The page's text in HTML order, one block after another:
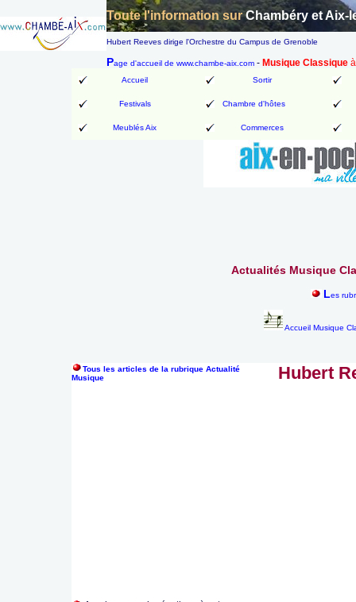
Toute l'information surChambéry et Aix-
Hubert Reeves dirige l'Orchestre du Campus de Grenoble
Page d'accueil de www.chambe-aix.com - Musique Classique
Accueil Sortir
Festivals Chambre d'hôtes
Meublés Aix Commerces
Actualités Musique
Les
Accueil Musique
Tous les articles de la rubrique Actualité
Musique
Hubert